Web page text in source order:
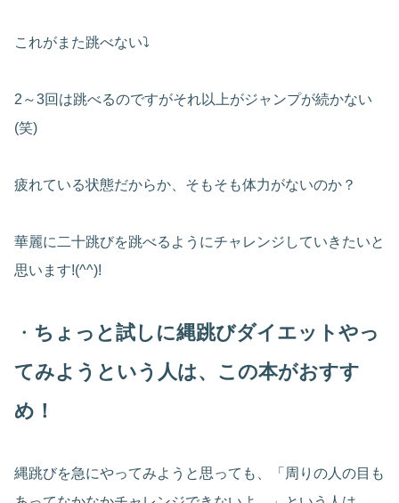
これがまた跳べない⤵
2～3回は跳べるのですがそれ以上がジャンプが続かない
(笑)
疲れている状態だからか、そもそも体力がないのか？
華麗に二十跳びを跳べるようにチャレンジしていきたいと
思います!(^^)!
・ ちょっと試しに縄跳びダイエットやっ
てみようという人は、この本がおすす
め！
縄跳びを急にやってみようと思っても、「周りの人の目も